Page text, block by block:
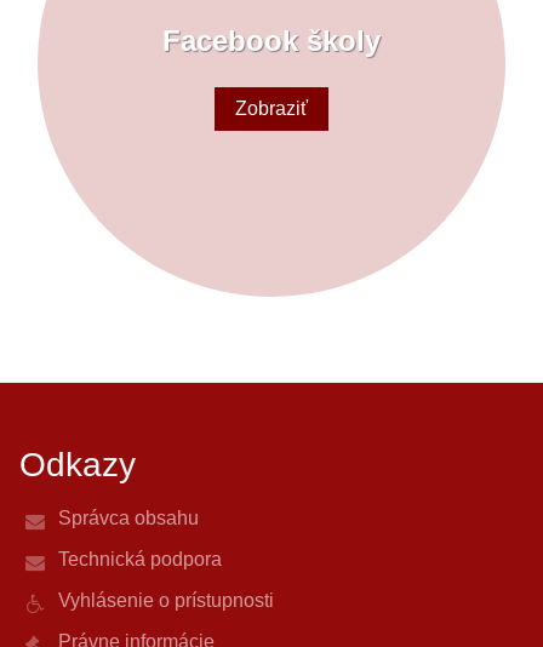
Facebook školy
Zobraziť
Odkazy
Správca obsahu
Technická podpora
Vyhlásenie o prístupnosti
Právne informácie